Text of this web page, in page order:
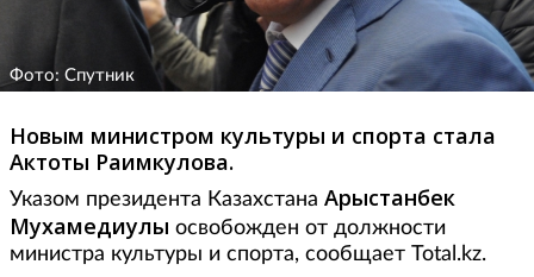
Фото: Спутник
Новым министром культуры и спорта стала
Актоты Раимкулова.
Указом президента Казахстана Арыстанбек
Мухамедиулы освобожден от должности
министра культуры и спорта, сообщает Total.kz.